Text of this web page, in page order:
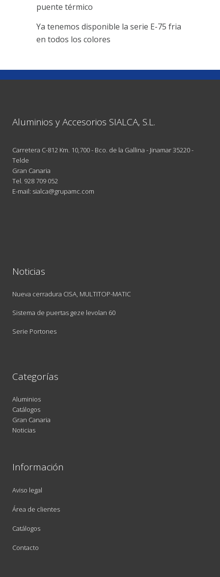
puente térmico
Ya tenemos disponible la serie E-75 fria
en todos los colores
Aluminios y Accesorios SIALCA, S.L.
Carretera C-812 Km. 10,700 - Bco. de la Gallina - Jinamar 35220 -
Telde
Gran Canaria
Tel. 928 709 052
E-mail: sialca@grupamc.com
Noticias
Nueva cerradura CISA, MULTITOP-MATIC
Sistema de puertas geze levolan 60
Serie Portones
Categorías
Aluminios
Catálogos
Gran Canaria
Noticias
Información
Aviso legal
Área de clientes
Catálogos
Contacto